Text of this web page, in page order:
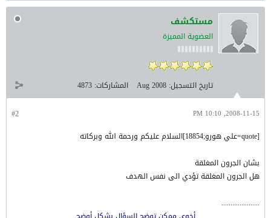
مستكشف
العضوية المميزة
تاريخ التسجيل: Aug 2008 المشاركات: 4873
#2 2008-11-15, 10:10 PM
[quote=علي هورو;18854]السلام عليكم ورحمة الله وبركاته
بشان الجرون المغلقة
هل الجرون المغلقة تؤدي الى نفس الهدف
.....................